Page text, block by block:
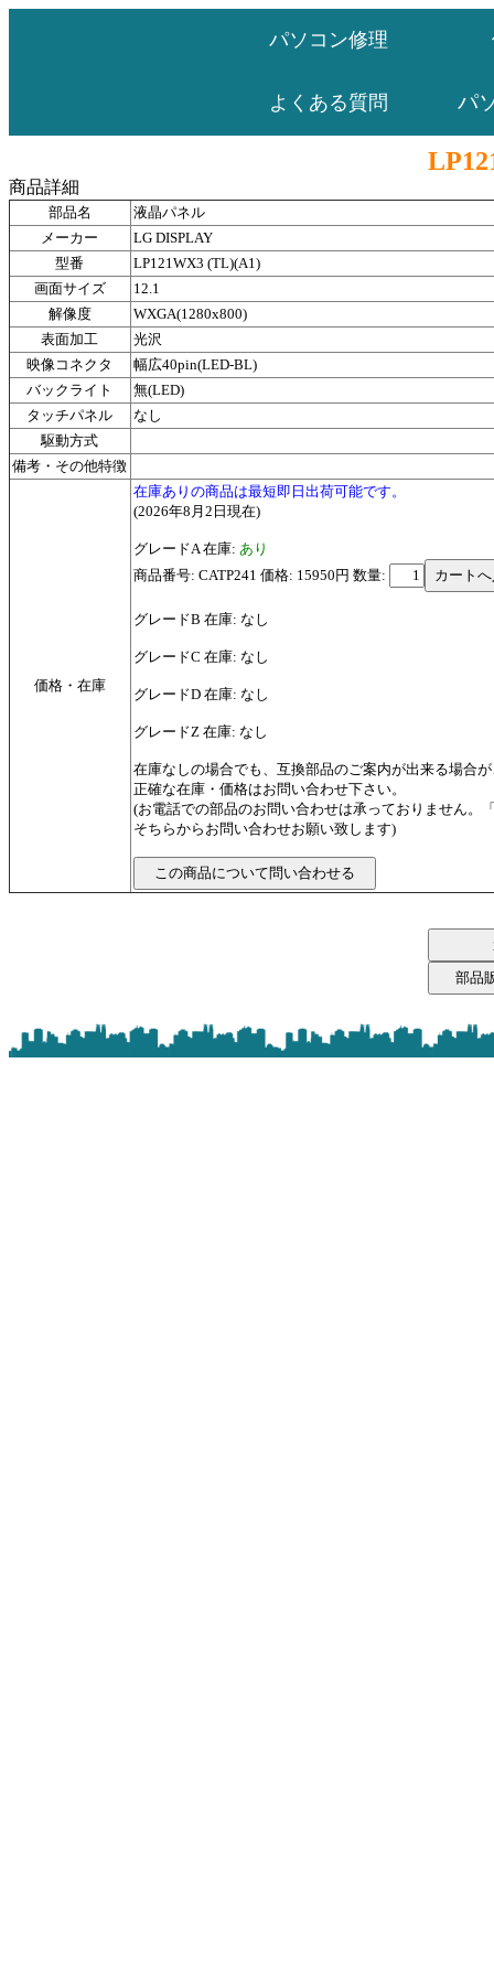
パソコン修理
よくある質問 パ
商品詳細
部品名
液晶パネル
メーカー
LG DISPLAY
型番
LP121WX3 (TL)(A1)
画面サイズ
12.1
解像度
WXGA(1280x800)
表面加工
光沢
映像コネクタ
幅広40pin(LED-BL)
バックライト
無(LED)
タッチパネル
なし
駆動方式
備考・その他特徴
価格・在庫
在庫ありの商品は最短即日出荷可能です。
(2026年8月2日現在)
グレードA 在庫: あり
商品番号: CATP241 価格: 15950円 数量:
グレードB 在庫: なし
グレードC 在庫: なし
グレードD 在庫: なし
グレードZ 在庫: なし
在庫なしの場合でも、互換部品のご案内が出来る場合
正確な在庫・価格はお問い合わせ下さい。
(お電話での部品のお問い合わせは承っておりません。
そちらからお問い合わせお願い致します)